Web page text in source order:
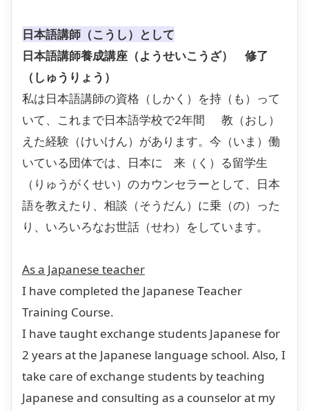
日本語講師（こうし）として
日本語講師養成講座（ようせいこうざ） 修了
（しゅうりょう）
私は日本語講師の資格（しかく）を持（も）って
いて、これまで日本語学校で2年間 教（おし）
えた経験（けいけん）があります。今（いま）働
いている団体では、日本に 来（く）る留学生
（りゅうがくせい）のカウンセラーとして、日本
語を教えたり、相談（そうだん）に乗（の）った
り、いろいろなお世話（せわ）をしています。
As a Japanese teacher
I have completed the Japanese Teacher
Training Course.
I have taught exchange students Japanese for
2 years at the Japanese language school. Also, I
take care of exchange students by teaching
Japanese and consulting as a counselor at my